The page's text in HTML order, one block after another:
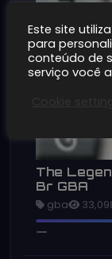
The
Br GBA
gba
Este site
para
conteúdo de
serviço você